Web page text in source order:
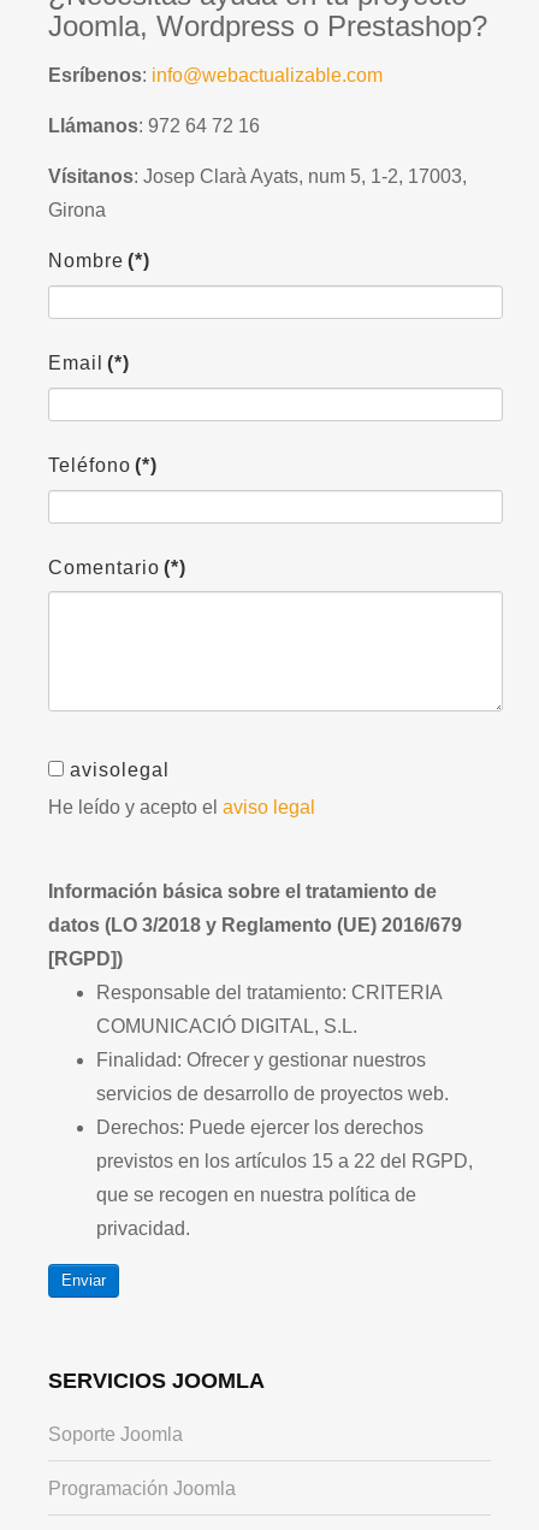
Joomla, Wordpress o Prestashop?
Esríbenos: info@webactualizable.com
Llámanos: 972 64 72 16
Vísitanos: Josep Clarà Ayats, num 5, 1-2, 17003,
Girona
Nombre (*)
Email (*)
Teléfono (*)
Comentario (*)
avisolegal
He leído y acepto el aviso legal
Información básica sobre el tratamiento de
datos (LO 3/2018 y Reglamento (UE) 2016/679
[RGPD])
Responsable del tratamiento: CRITERIA
COMUNICACIÓ DIGITAL, S.L.
Finalidad: Ofrecer y gestionar nuestros
servicios de desarrollo de proyectos web.
Derechos: Puede ejercer los derechos
previstos en los artículos 15 a 22 del RGPD,
que se recogen en nuestra política de
privacidad.
Enviar
SERVICIOS JOOMLA
Soporte Joomla
Programación Joomla